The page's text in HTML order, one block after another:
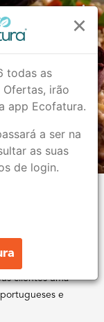
10% do total
visita.
clientes uma
e
×
todas as
Ofertas, irão
app Ecofatura.
a ser na
as suas
de login.